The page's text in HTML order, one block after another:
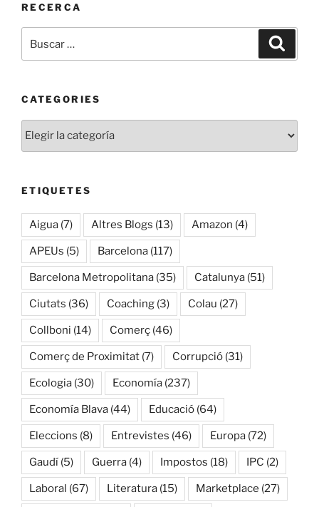
RECERCA
por:
CATEGORIES
ETIQUETES
Aigua (7) Altres Blogs (13) Amazon (4)
APEUs (5) Barcelona (117)
Barcelona Metropolitana (35) Catalunya (51)
Ciutats (36) Coaching (3) Colau (27)
Collboni (14) Comerç (46)
Comerç de Proximitat (7) Corrupció (31)
Ecologia (30) Economía (237)
Economía Blava (44) Educació (64)
Eleccions (8) Entrevistes (46) Europa (72)
Gaudí (5) Guerra (4) Impostos (18) IPC (2)
Laboral (67) Literatura (15) Marketplace (27)